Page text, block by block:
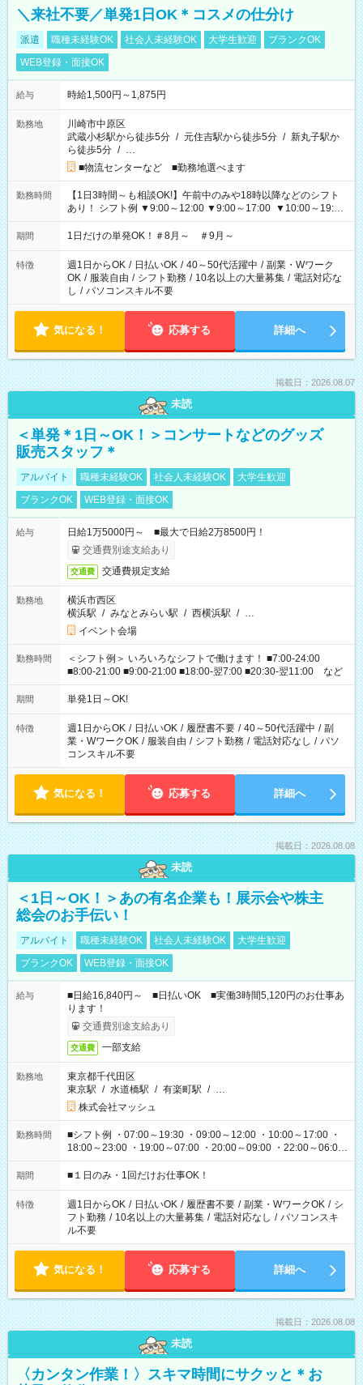
＼来社不要／単発1日OK＊コスメの仕分け
派遣 職種未経験OK 社会人未経験OK 大学生歓迎
ブランクOK
WEB登録・面接OK
給与 時給1,500円～1,875円
勤務地
川崎市中原区
武蔵小杉駅から徒歩5分 / 元住吉駅から徒歩5分 / 新丸子駅か
ら徒歩5分 / …
■物流センターなど ■勤務地選べます
勤務時間
【1日3時間～も相談OK!】午前中のみや18時以降などのシフト
あり！ シフト例 ▼9:00～12:00 ▼9:00～17:00 ▼10:00～19:00
▼18:00～21:00
期間 1日だけの単発OK！＃8月～ ＃9月～
特徴 週1日からOK / 日払いOK / 40～50代活躍中 / 副業・Wワーク
OK / 服装自由 / シフト勤務 / 10名以上の大量募集 / 電話対応な
し / パソコンスキル不要
気になる！ 応募する 詳細へ
掲載日：2026.08.07
未読
＜単発＊1日～OK！＞コンサートなどのグッズ
販売スタッフ＊
アルバイト 職種未経験OK 社会人未経験OK
大学生歓迎
ブランクOK
WEB登録・面接OK
給与
日給1万5000円～ ■最大で日給2万8500円！
交通費別途支給あり
交通費 交通費規定支給
勤務地
横浜市西区
横浜駅 / みなとみらい駅 / 西横浜駅 / …
イベント会場
勤務時間
＜シフト例＞ いろいろなシフトで働けます！ ■7:00-24:00
■8:00-21:00 ■9:00-21:00 ■18:00-翌7:00 ■20:30-翌11:00 など
期間 単発1日～OK!
特徴 週1日からOK / 日払いOK / 履歴書不要 / 40～50代活躍中 / 副
業・WワークOK / 服装自由 / シフト勤務 / 電話対応なし / パソ
コンスキル不要
気になる！ 応募する 詳細へ
掲載日：2026.08.08
未読
＜1日～OK！＞あの有名企業も！展示会や株主
総会のお手伝い！
アルバイト 職種未経験OK 社会人未経験OK
大学生歓迎
ブランクOK
WEB登録・面接OK
給与
■日給16,840円～ ■日払いOK ■実働3時間5,120円のお仕事あ
ります！
交通費別途支給あり
交通費 一部支給
勤務地
東京都千代田区
東京駅 / 水道橋駅 / 有楽町駅 / …
株式会社マッシュ
勤務時間
■シフト例 ・07:00～19:30 ・09:00～12:00 ・10:00～17:00 ・
18:00～23:00 ・19:00～07:00 ・20:00～09:00 ・22:00～06:00
etc ★最短で3時間で5,120円のお仕事から 15時間で2万円近く稼
げるお仕事も！ ご希望のお時間に合わせてご紹介！ ※シフトは
ください！
期間 ■１日のみ・1回だけお仕事OK！
特徴 週1日からOK / 日払いOK / 履歴書不要 / 副業・WワークOK / シ
フト勤務 / 10名以上の大量募集 / 電話対応なし / パソコンスキ
ル不要
気になる！ 応募する 詳細へ
掲載日：2026.08.08
未読
〈カンタン作業！〉スキマ時間にサクッと＊お